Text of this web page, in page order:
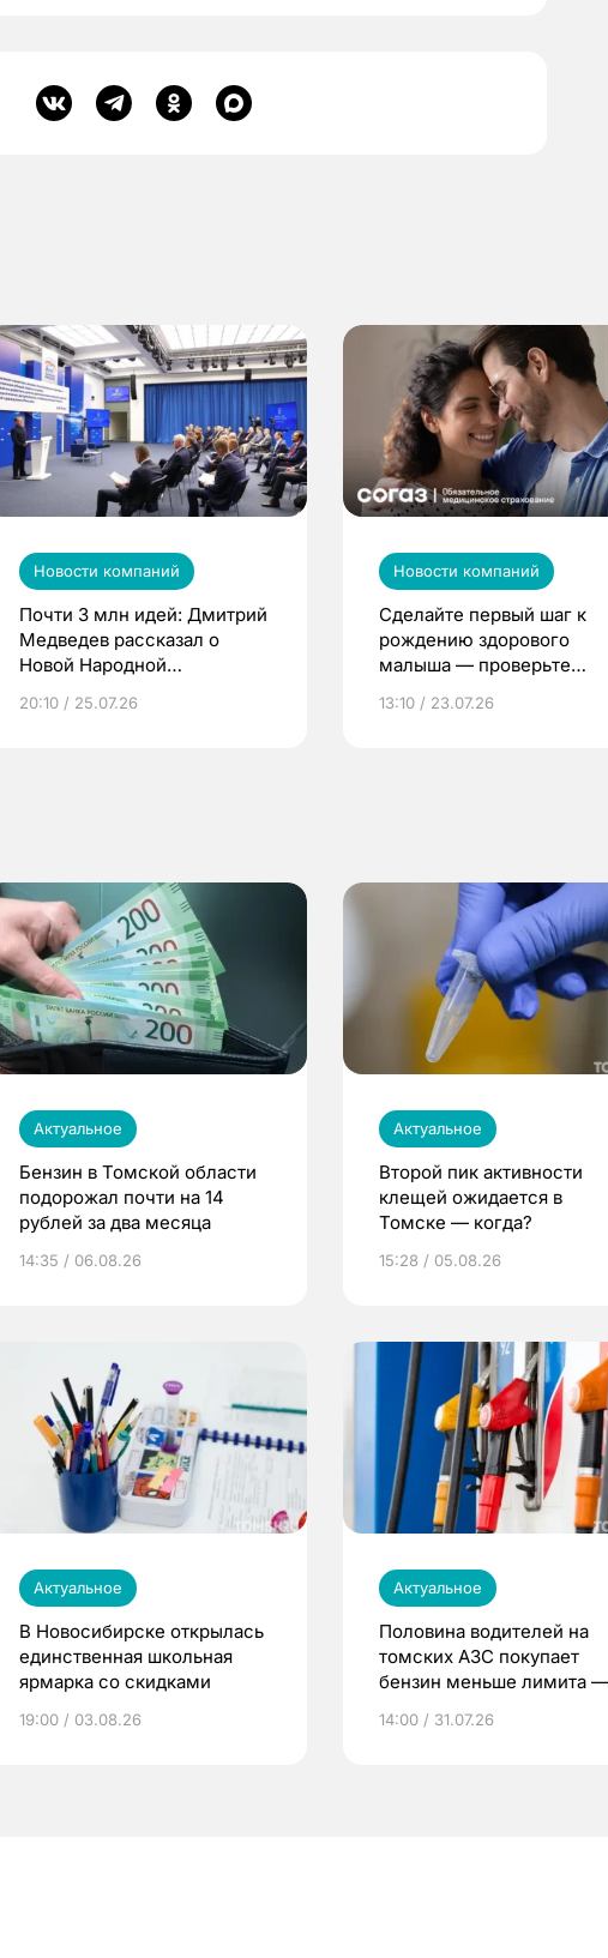
Новости компаний
Почти 3 млн идей: Дмитрий
Медведев рассказал о
Новой Народной
20:10 / 25.07.26
Новости компаний
Сделайте первый шаг к
рождению здорового
малыша — проверьте
по ОМС!
13:10 / 23.07.26
Актуальное
Бензин в Томской области
подорожал почти на 14
рублей за два месяца
14:35 / 06.08.26
Актуальное
Второй пик активности
клещей ожидается в
Томске — когда?
15:28 / 05.08.26
Актуальное
В Новосибирске открылась
единственная школьная
ярмарка со скидками
19:00 / 03.08.26
Актуальное
Половина водителей на
томских АЗС покупает
бензин меньше лимита —
14:00 / 31.07.26